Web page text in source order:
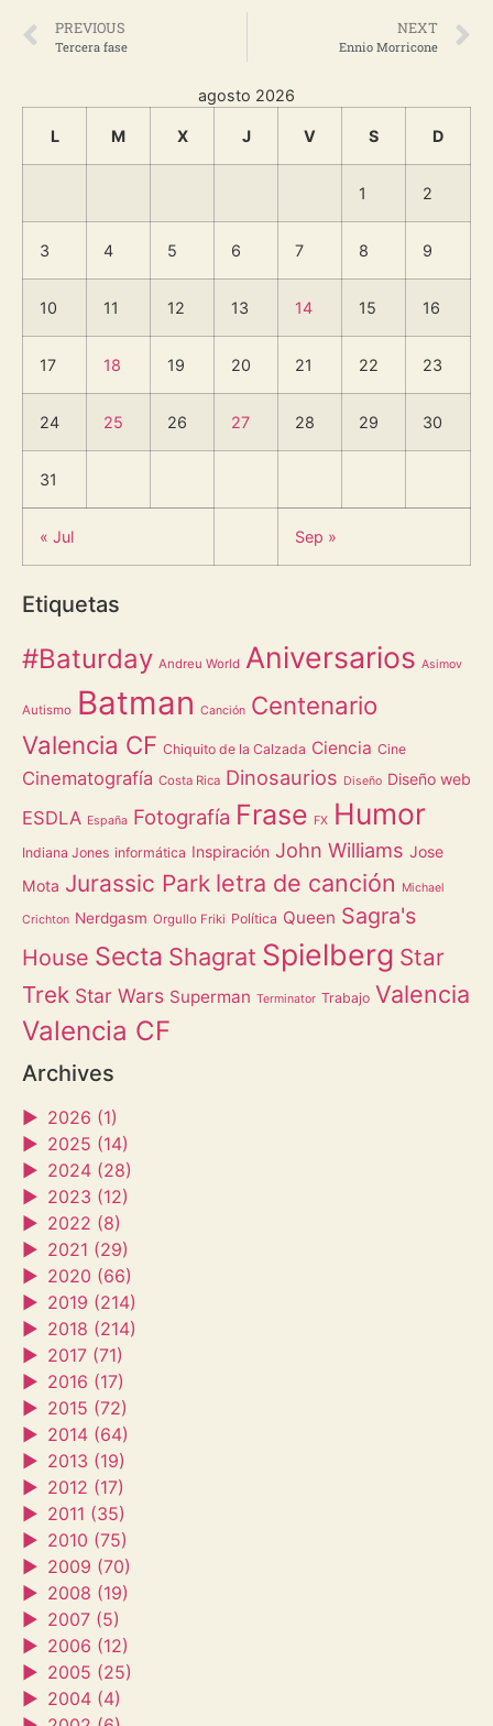
PREVIOUS
Tercera fase
NEXT
Ennio Morricone
agosto 2026
L M X J V S D
1 2
3 4 5 6 7 8 9
10 11 12 13 14 15 16
17 18 19 20 21 22 23
24 25 26 27 28 29 30
31
« Jul Sep »
Etiquetas
#Baturday Andreu World Aniversarios Asimov
Autismo Batman Canción Centenario
Valencia CF Chiquito de la Calzada Ciencia Cine
Cinematografía Costa Rica Dinosaurios Diseño Diseño web
ESDLA España Fotografía Frase FX Humor
Indiana Jones informática Inspiración John Williams Jose
Mota Jurassic Park letra de canción Michael
Crichton Nerdgasm Orgullo Friki Política Queen Sagra's
House Secta Shagrat Spielberg Star
Trek Star Wars Superman Terminator Trabajo Valencia
Valencia CF
Archives
► 2026 (1)
► 2025 (14)
► 2024 (28)
► 2023 (12)
► 2022 (8)
► 2021 (29)
► 2020 (66)
► 2019 (214)
► 2018 (214)
► 2017 (71)
► 2016 (17)
► 2015 (72)
► 2014 (64)
► 2013 (19)
► 2012 (17)
► 2011 (35)
► 2010 (75)
► 2009 (70)
► 2008 (19)
► 2007 (5)
► 2006 (12)
► 2005 (25)
► 2004 (4)